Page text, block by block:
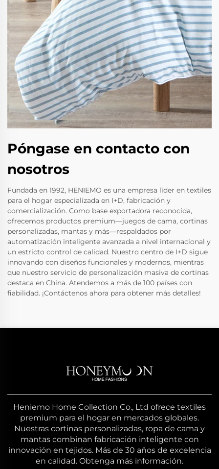
Póngase en contacto con
nosotros
Fundada en 1992, HENIEMO es una empresa líder en textiles
para el hogar especializada en I+D, fabricación y
comercialización. Como base exportadora reconocida,
ofrecemos productos premium—juegos de cama, cortinas
personalizadas, mantas y más—respaldados por
automatización inteligente avanzada a nivel internacional y
un estricto control de calidad. Nuestro centro de I+D sigue
innovando con diseños funcionales y modernos, mientras
que nuestro servicio de personalización masiva de cortinas
destaca en China. Atendemos a más de 100 países con
fiabilidad. ¡Contáctenos ahora para obtener más detalles!
Heniemo Home Collection Co., Ltd ofrece textiles
premium para el hogar en mercados globales.
Nuestras cortinas personalizadas, ropa de cama y
mantas combinan fabricación inteligente con
innovación en tejidos. Más de 30 años de excelencia
en calidad. Obtenga más información.